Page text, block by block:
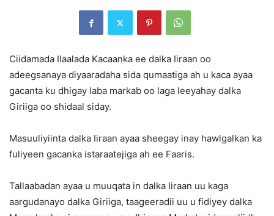
Ciidamada Ilaalada Kacaanka ee dalka Iiraan oo
adeegsanaya diyaaradaha sida qumaatiga ah u kaca ayaa
gacanta ku dhigay laba markab oo laga leeyahay dalka
Giriiga oo shidaal siday.
Masuuliyiinta dalka Iiraan ayaa sheegay inay hawlgalkan ka
fuliyeen gacanka istaraatejiga ah ee Faaris.
Tallaabadan ayaa u muuqata in dalka Iiraan uu kaga
aargudanayo dalka Giriiga, taageeradii uu u fidiyey dalka